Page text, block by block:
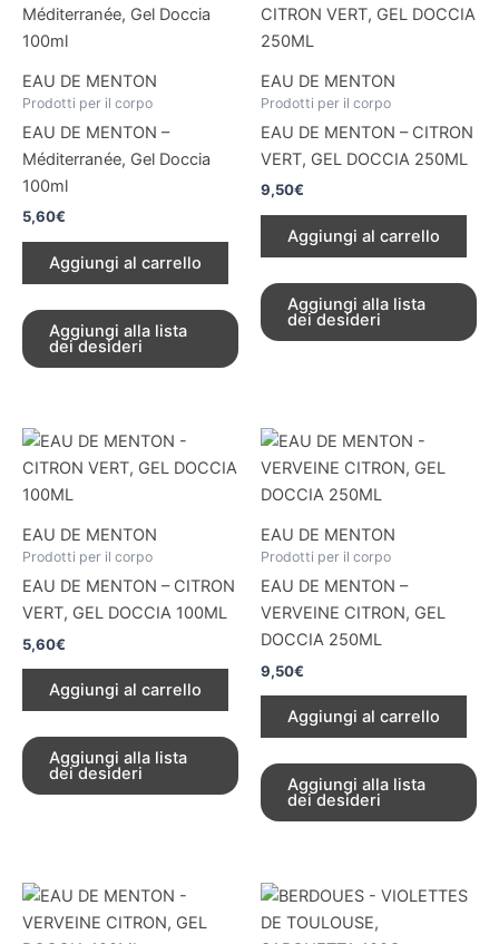
EAU DE MENTON
Prodotti per il corpo
EAU DE MENTON –
Méditerranée, Gel Doccia
100ml
5,60€
Aggiungi al carrello
Aggiungi alla lista
dei desideri
EAU DE MENTON
Prodotti per il corpo
EAU DE MENTON – CITRON
VERT, GEL DOCCIA 250ML
9,50€
Aggiungi al carrello
Aggiungi alla lista
dei desideri
EAU DE MENTON
Prodotti per il corpo
EAU DE MENTON – CITRON
VERT, GEL DOCCIA 100ML
5,60€
Aggiungi al carrello
Aggiungi alla lista
dei desideri
EAU DE MENTON
Prodotti per il corpo
EAU DE MENTON –
VERVEINE CITRON, GEL
DOCCIA 250ML
9,50€
Aggiungi al carrello
Aggiungi alla lista
dei desideri